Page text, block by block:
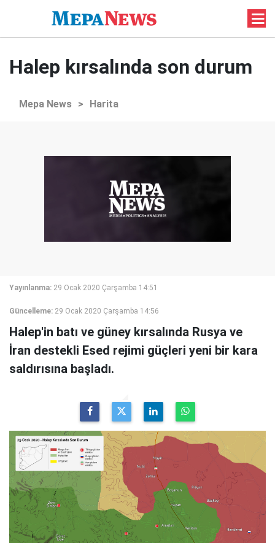
Halep kırsalında son durum
Mepa News > Harita
Yayınlanma: 29 Ocak 2020 Çarşamba 14:51
Güncelleme: 29 Ocak 2020 Çarşamba 14:56
Halep'in batı ve güney kırsalında Rusya ve
İran destekli Esed rejimi güçleri yeni bir kara
saldırısına başladı.